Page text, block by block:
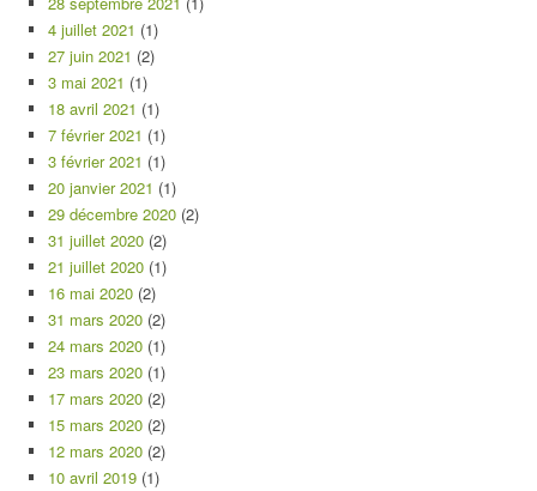
4 juillet 2021 (1)
27 juin 2021 (2)
3 mai 2021 (1)
18 avril 2021 (1)
7 février 2021 (1)
3 février 2021 (1)
20 janvier 2021 (1)
29 décembre 2020 (2)
31 juillet 2020 (2)
21 juillet 2020 (1)
16 mai 2020 (2)
31 mars 2020 (2)
24 mars 2020 (1)
23 mars 2020 (1)
17 mars 2020 (2)
15 mars 2020 (2)
12 mars 2020 (2)
10 avril 2019 (1)